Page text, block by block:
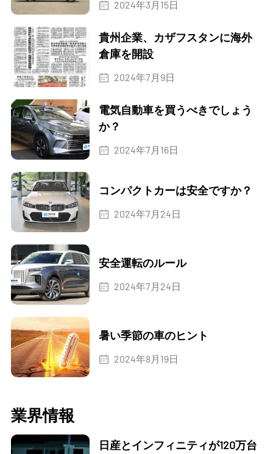
2024年3月15日
貴州企業、カザフスタンに海外
倉庫を開設
2024年7月9日
電気自動車を買うべきでしょう
か？
2024年7月16日
コンパクトカーは安全ですか？
2024年7月24日
安全運転のルール
2024年7月24日
暑い季節の車のヒント
2024年8月19日
業界情報
日産とインフィニティが120万台